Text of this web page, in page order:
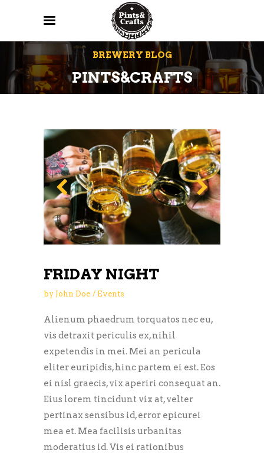
BREWERY BLOG
PINTS&CRAFTS
Feb
14
FRIDAY NIGHT
by John Doe Events
Alienum phaedrum torquatos nec eu,
vis detraxit periculis ex, nihil
expetendis in mei. Mei an pericula
eliter euripidis, hinc partem ei est. Eos
ei nisl graecis, vix aperiri consequat an.
Eius lorem tincidunt vix at, velter
pertinax sensibus id, error epicurei
mea et. Mea facilisis urbanitas
moderatius id. Vis ei rationibus